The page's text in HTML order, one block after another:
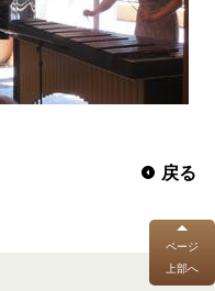
戻る
ページ
上部へ